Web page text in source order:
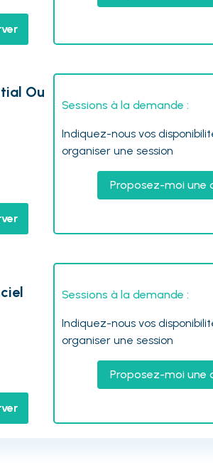
Ou
Sessions à la demande :
Indiquez-nous vos
organiser une session
Proposez-moi une
Sessions à la demande :
Indiquez-nous vos
organiser une session
Proposez-moi une